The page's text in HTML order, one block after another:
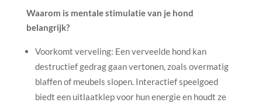
Waarom is mentale stimulatie van je hond
belangrijk?
Voorkomt verveling: Een verveelde hond kan
destructief gedrag gaan vertonen, zoals overmatig
blaffen of meubels slopen. Interactief speelgoed
biedt een uitlaatklep voor hun energie en houdt ze